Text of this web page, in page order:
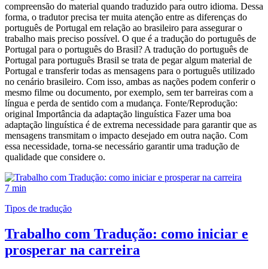
compreensão do material quando traduzido para outro idioma. Dessa
forma, o tradutor precisa ter muita atenção entre as diferenças do
português de Portugal em relação ao brasileiro para assegurar o
trabalho mais preciso possível. O que é a tradução do português de
Portugal para o português do Brasil? A tradução do português de
Portugal para português Brasil se trata de pegar algum material de
Portugal e transferir todas as mensagens para o português utilizado
no cenário brasileiro. Com isso, ambas as nações podem conferir o
mesmo filme ou documento, por exemplo, sem ter barreiras com a
língua e perda de sentido com a mudança. Fonte/Reprodução:
original Importância da adaptação linguística Fazer uma boa
adaptação linguística é de extrema necessidade para garantir que as
mensagens transmitam o impacto desejado em outra nação. Com
essa necessidade, torna-se necessário garantir uma tradução de
qualidade que considere o.
7 min
Tipos de tradução
Trabalho com Tradução: como iniciar e
prosperar na carreira